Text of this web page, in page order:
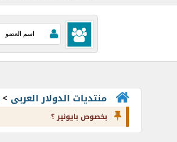
منتديات الدولار العربى >
بخصوص بايونير ؟